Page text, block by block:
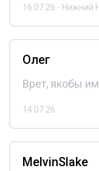
16.07.26 - Нижний
Олег
Врет, якобы
14.07.26
MelvinSlake